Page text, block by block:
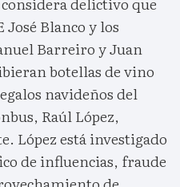
Blanco y los
Barreiro y Juan
botellas de vino
navideños del
Raúl López,
López está investigado
de influencias, fraude